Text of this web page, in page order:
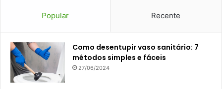
Popular Recente
Como desentupir vaso sanitário: 7
métodos simples e fáceis
27/06/2024